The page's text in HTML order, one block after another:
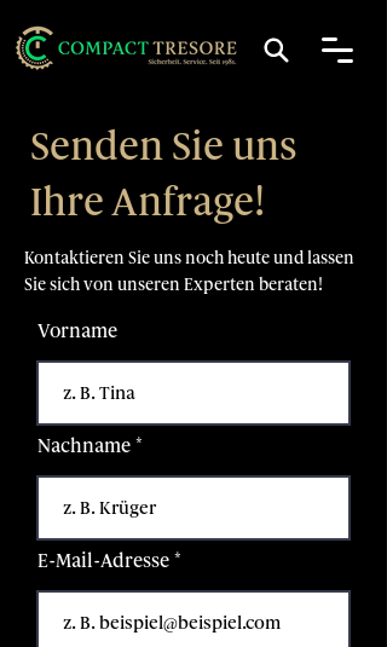
Senden Sie uns
Ihre Anfrage!
Kontaktieren Sie uns noch heute und lassen
Sie sich von unseren Experten beraten!
Vorname
Nachname
E-Mail-Adresse